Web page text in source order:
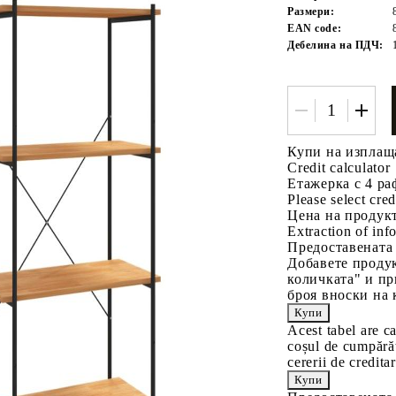
Размери:
EAN code:
Дебелина на ПДЧ:
Купи на
Credit calculator
Етажерка с 4
Please select
Цена на
Extraction of
Добавете
количката" и
броя вноски на
Acest tabel are
coșul de
cererii de